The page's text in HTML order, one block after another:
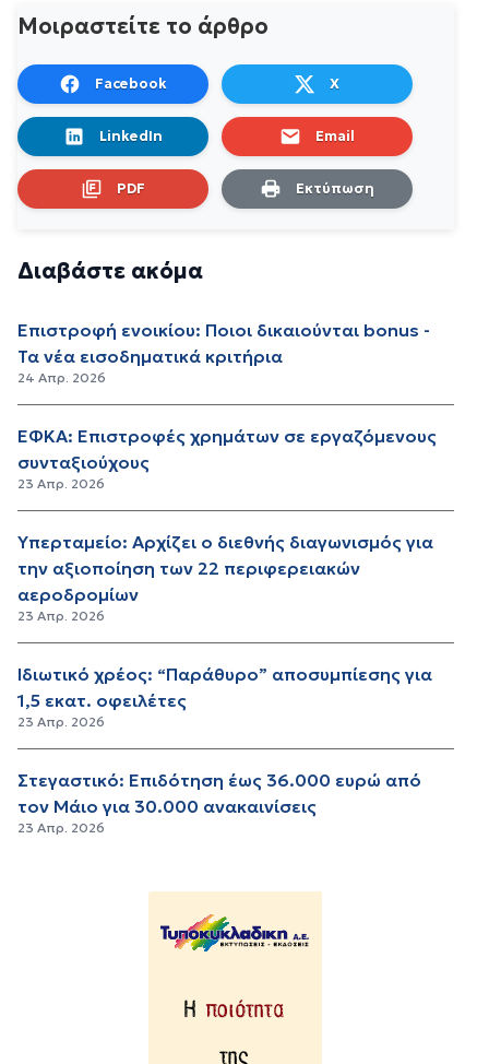
Μοιραστείτε το άρθρο
Facebook X
LinkedIn Email
PDF Εκτύπωση
Διαβάστε ακόμα
Επιστροφή ενοικίου: Ποιοι δικαιούνται bonus -
Τα νέα εισοδηματικά κριτήρια
24 Απρ. 2026
ΕΦΚΑ: Επιστροφές χρημάτων σε εργαζόμενους
συνταξιούχους
23 Απρ. 2026
Υπερταμείο: Αρχίζει ο διεθνής διαγωνισμός για
την αξιοποίηση των 22 περιφερειακών
αεροδρομίων
23 Απρ. 2026
Ιδιωτικό χρέος: “Παράθυρο” αποσυμπίεσης για
1,5 εκατ. οφειλέτες
23 Απρ. 2026
Στεγαστικό: Επιδότηση έως 36.000 ευρώ από
τον Μάιο για 30.000 ανακαινίσεις
23 Απρ. 2026